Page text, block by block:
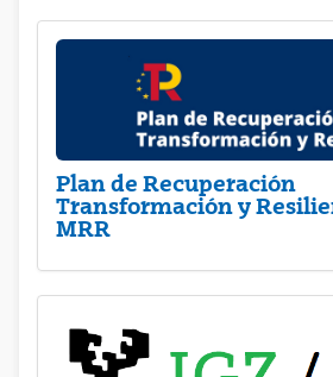
Plan de Recuperación
Transformación y
MRR